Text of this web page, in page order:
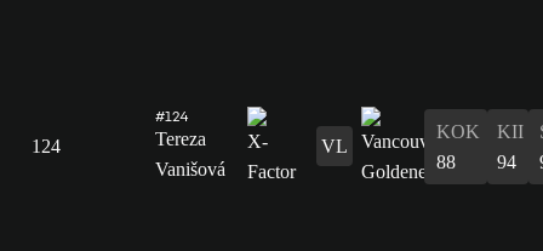
124
#124
Tereza
Vanišová
VL
KOK
88
KII
94